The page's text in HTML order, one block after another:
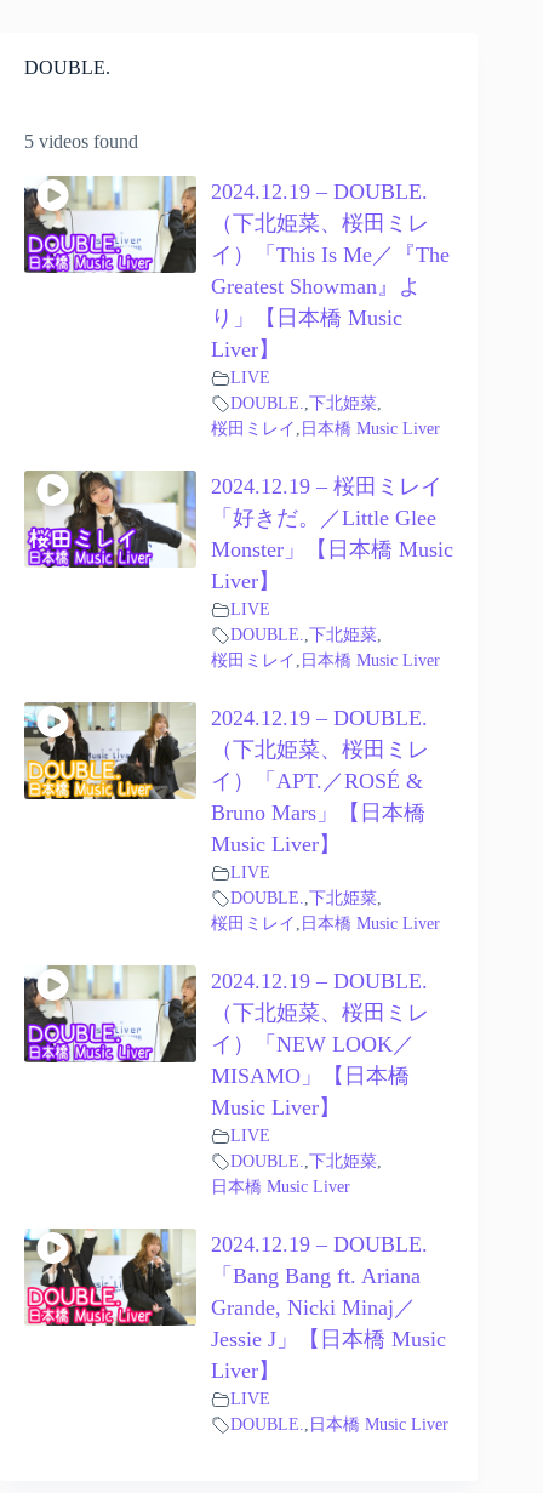
DOUBLE.
5 videos found
2024.12.19 – DOUBLE.
（下北姫菜、桜田ミレ
イ）「This Is Me／『The
Greatest Showman』よ
り」【日本橋 Music
Liver】
LIVE
DOUBLE. 下北姫菜,
桜田ミレイ 日本橋 Music Liver
2024.12.19 – 桜田ミレイ
「好きだ。／Little Glee
Monster」【日本橋 Music
Liver】
LIVE
DOUBLE. 下北姫菜,
桜田ミレイ 日本橋 Music Liver
2024.12.19 – DOUBLE.
（下北姫菜、桜田ミレ
イ）「APT.／ROSÉ &
Bruno Mars」【日本橋
Music Liver】
LIVE
DOUBLE. 下北姫菜,
桜田ミレイ 日本橋 Music Liver
2024.12.19 – DOUBLE.
（下北姫菜、桜田ミレ
イ）「NEW LOOK／
MISAMO」【日本橋
Music Liver】
LIVE
DOUBLE. 下北姫菜,
日本橋 Music Liver
2024.12.19 – DOUBLE.
「Bang Bang ft. Ariana
Grande, Nicki Minaj／
Jessie J」【日本橋 Music
Liver】
LIVE
DOUBLE.
日本橋 Music Liver